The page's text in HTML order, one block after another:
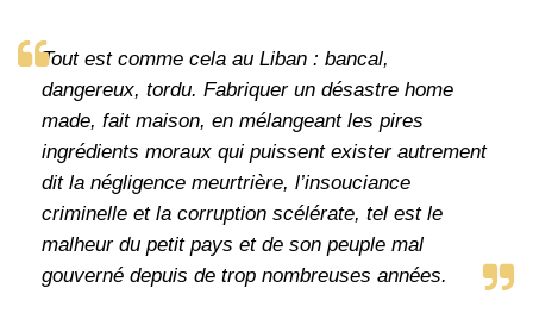
Tout est comme cela au Liban : bancal,
dangereux, tordu. Fabriquer un désastre home
made, fait maison, en mélangeant les pires
ingrédients moraux qui puissent exister autrement
dit la négligence meurtrière, l’insouciance
criminelle et la corruption scélérate, tel est le
malheur du petit pays et de son peuple mal
gouverné depuis de trop nombreuses années.